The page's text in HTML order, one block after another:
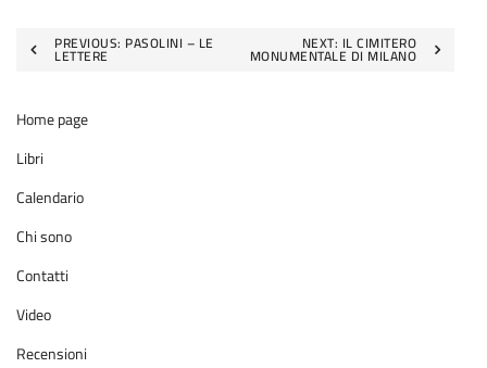
Navigazione
PREVIOUS: PASOLINI – LE
LETTERE
NEXT: IL CIMITERO
MONUMENTALE DI MILANO
Home page
Libri
Calendario
Chi sono
Contatti
Video
Recensioni